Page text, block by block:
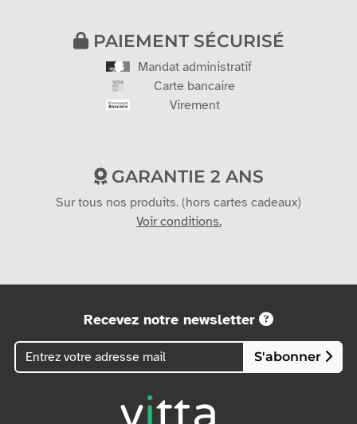
PAIEMENT SÉCURISÉ
Mandat administratif
Carte bancaire
Virement
GARANTIE 2 ANS
Sur tous nos produits. (hors cartes cadeaux)
Voir conditions.
Recevez notre newsletter
S'abonner